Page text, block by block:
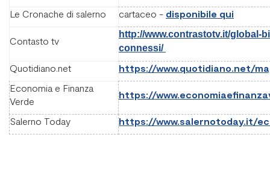
Le Cronache di salerno
cartaceo - disponibile qui
Contasto tv
http://www.contrastotv.it/global-
connessi/
Quotidiano.net
https://www.quotidiano.net/
Economia e Finanza
Verde
https://
Salerno Today https://www.salernotoday.it/